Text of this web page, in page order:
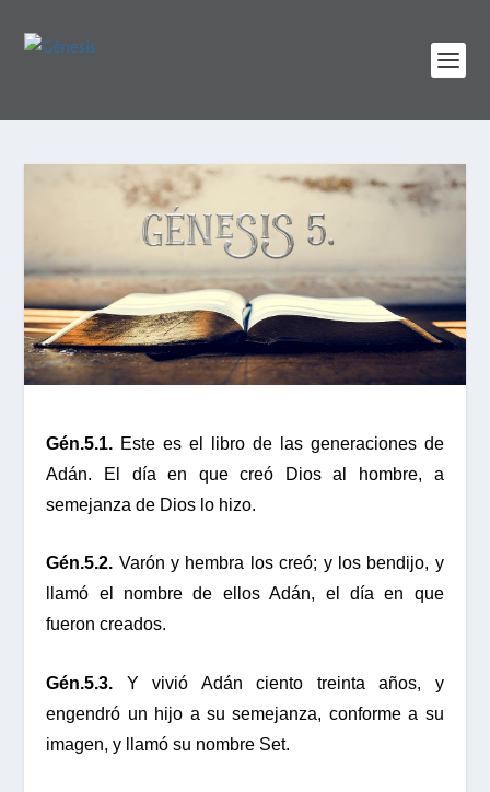
Gén.5.1. Este es el libro de las generaciones de
Adán. El día en que creó Dios al hombre, a
semejanza de Dios lo hizo.
Gén.5.2. Varón y hembra los creó; y los bendijo, y
llamó el nombre de ellos Adán, el día en que
fueron creados.
Gén.5.3. Y vivió Adán ciento treinta años, y
engendró un hijo a su semejanza, conforme a su
imagen, y llamó su nombre Set.